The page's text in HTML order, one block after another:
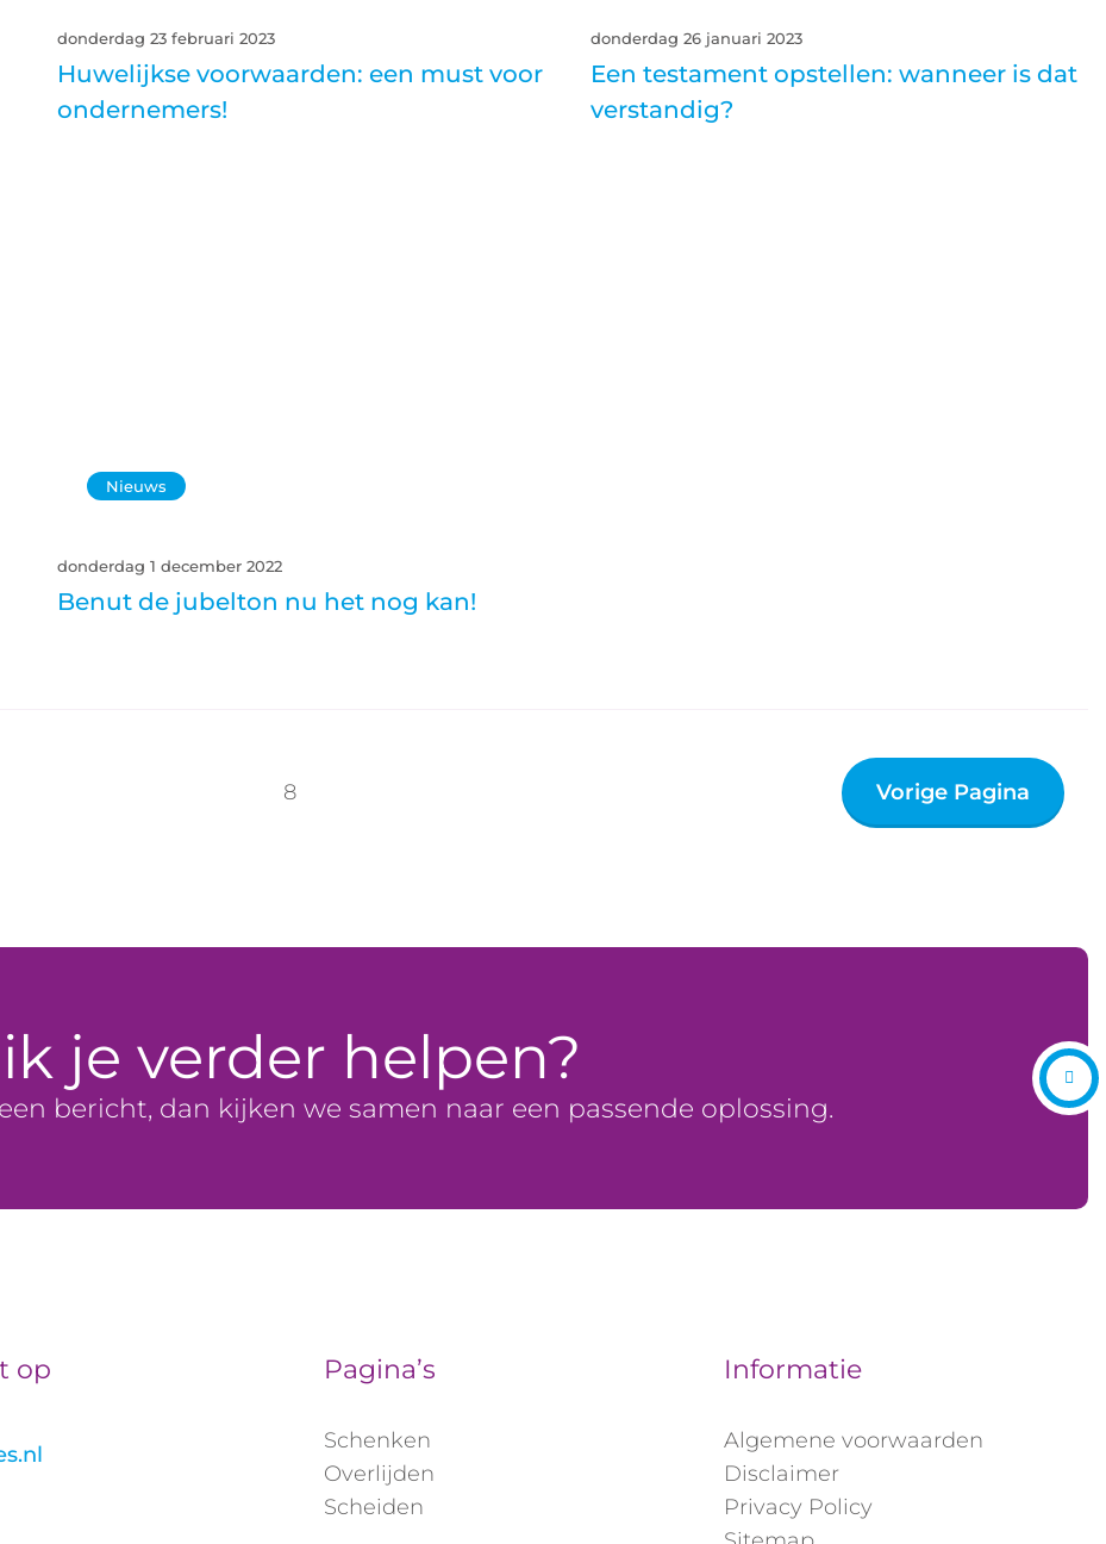
donderdag 23 februari 2023
Huwelijkse voorwaarden: een must voor
ondernemers!
donderdag 26 januari 2023
Een testament opstellen: wanneer is dat
verstandig?
Nieuws
donderdag 1 december 2022
Benut de jubelton nu het nog kan!
Vorige Pagina
8
je verder helpen?
bericht, dan kijken we samen naar een passende oplossing.
op Pagina’s
Schenken
Overlijden
Scheiden
Informatie
Algemene voorwaarden
Disclaimer
Privacy Policy